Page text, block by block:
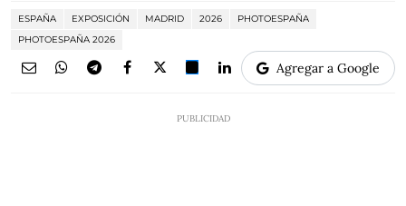
ESPAÑA EXPOSICIÓN MADRID 2026
PHOTOESPAÑA
PHOTOESPAÑA 2026
Agregar a Google